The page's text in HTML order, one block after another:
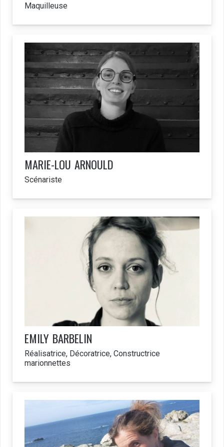
Maquilleuse
MARIE-LOU ARNOULD
Scénariste
EMILY BARBELIN
Réalisatrice, Décoratrice, Constructrice
marionnettes